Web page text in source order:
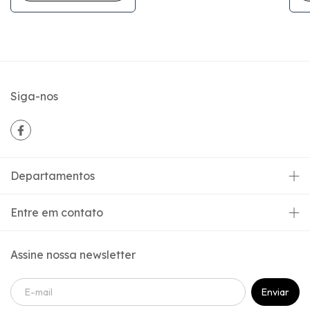
Siga-nos
Departamentos
Entre em contato
Assine nossa newsletter